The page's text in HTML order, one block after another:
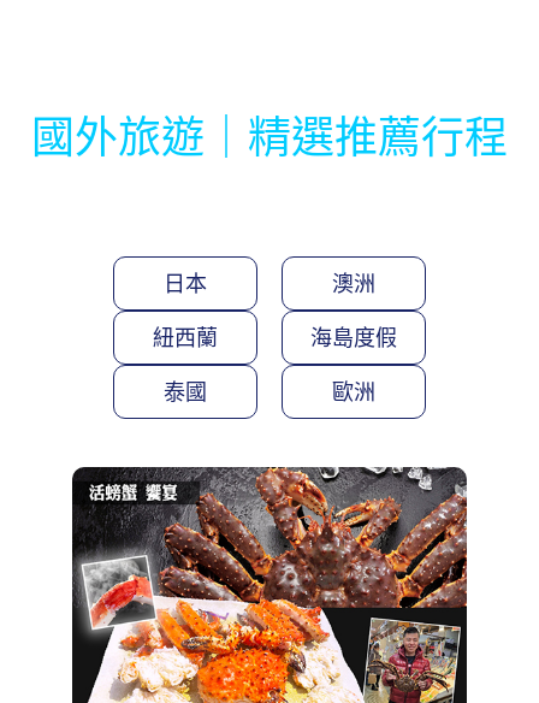
國外旅遊｜精選推薦行程
日本 澳洲
紐西蘭 海島度假
泰國 歐洲